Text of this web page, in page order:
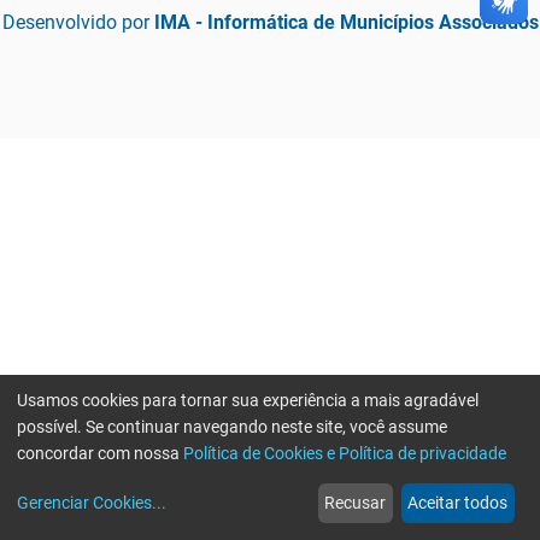
Desenvolvido por IMA - Informática de Municípios Associados
web
Notícias
more_horiz
Mais
Usamos cookies para tornar sua experiência a mais agradável
possível. Se continuar navegando neste site, você assume
concordar com nossa Política de Cookies e Política de privacidade
Gerenciar Cookies... Recusar Aceitar todos